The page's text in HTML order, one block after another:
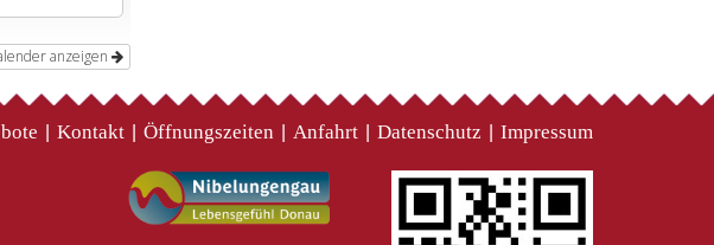
anzeigen
Kontakt Öffnungszeiten Anfahrt Datenschutz Impressum